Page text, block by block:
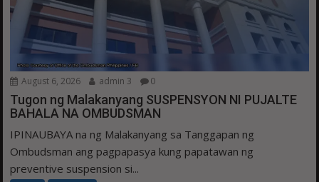
August 6, 2026 admin 3 0
Tugon ng Malakanyang SUSPENSYON NI PUJALTE
BAHALA NA OMBUDSMAN
IPINAUBAYA na ng Malakanyang sa Tanggapan ng
Ombudsman ang pagpapasya kung papatawan ng
preventive suspension si...